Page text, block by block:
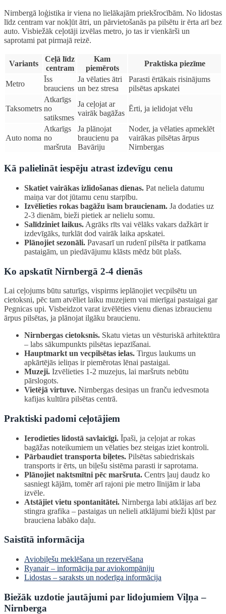
Nirnbergā loģistika ir viena no lielākajām priekšrocībām. No lidostas
līdz centram var nokļūt ātri, un pārvietošanās pa pilsētu ir ērta arī bez
auto. Visbiežāk ceļotāji izvēlas metro, jo tas ir vienkārši un
saprotami pat pirmajā reizē.
Variants
Ceļā līdz
centram
Kam
piemērots
Praktiska piezīme
Metro
Īss
brauciens
Ja vēlaties ātri
un bez stresa
Parasti ērtākais risinājums
pilsētas apskatei
Taksometrs
Atkarīgs
no
satiksmes
Ja ceļojat ar
vairāk bagāžas
Ērti, ja ielidojat vēlu
Auto noma
Atkarīgs
no
maršruta
Ja plānojat
braucienu pa
Bavāriju
Noder, ja vēlaties apmeklēt
vairākas pilsētas ārpus
Nirnbergas
Kā palielināt iespēju atrast izdevīgu cenu
Skatiet vairākas izlidošanas dienas. Pat neliela datumu
maiņa var dot jūtamu cenu starpību.
Izvēlieties rokas bagāžu īsam braucienam. Ja dodaties uz
2-3 dienām, bieži pietiek ar nelielu somu.
Salīdziniet laikus. Agrāks rīts vai vēlāks vakars dažkārt ir
izdevīgāks, turklāt dod vairāk laika apskatei.
Plānojiet sezonāli. Pavasarī un rudenī pilsēta ir patīkama
pastaigām, un piedāvājumu klāsts mēdz būt plašs.
Ko apskatīt Nirnbergā 2-4 dienās
Lai ceļojums būtu saturīgs, vispirms ieplānojiet vecpilsētu un
cietoksni, pēc tam atvēliet laiku muzejiem vai mierīgai pastaigai gar
Pegnicas upi. Visbeidzot varat izvēlēties vienu dienas izbraucienu
ārpus pilsētas, ja plānojat ilgāku braucienu.
Nirnbergas cietoksnis. Skatu vietas un vēsturiskā arhitektūra
– labs sākumpunkts pilsētas iepazīšanai.
Hauptmarkt un vecpilsētas ielas. Tirgus laukums un
apkārtējās ieliņas ir piemērotas lēnai pastaigai.
Muzeji. Izvēlieties 1-2 muzejus, lai maršruts nebūtu
pārslogots.
Vietējā virtuve. Nirnbergas desiņas un franču iedvesmota
kafijas kultūra pilsētas centrā.
Praktiski padomi ceļotājiem
Ierodieties lidostā savlaicīgi. Īpaši, ja ceļojat ar rokas
bagāžas noteikumiem un vēlaties bez steigas iziet kontroli.
Pārbaudiet transporta biļetes. Pilsētas sabiedriskais
transports ir ērts, un biļešu sistēma parasti ir saprotama.
Plānojiet naktsmītni pēc maršruta. Centrs ļauj daudz ko
sasniegt kājām, tomēr arī rajoni pie metro līnijām ir laba
izvēle.
Atstājiet vietu spontanitātei. Nirnberga labi atklājas arī bez
stingra grafika – pastaigas un nelieli atklājumi bieži kļūst par
brauciena labāko daļu.
Saistītā informācija
Aviobiļešu meklēšana un rezervēšana
Ryanair – informācija par aviokompāniju
Lidostas – saraksts un noderīga informācija
Biežāk uzdotie jautājumi par lidojumiem Viļņa –
Nirnberga